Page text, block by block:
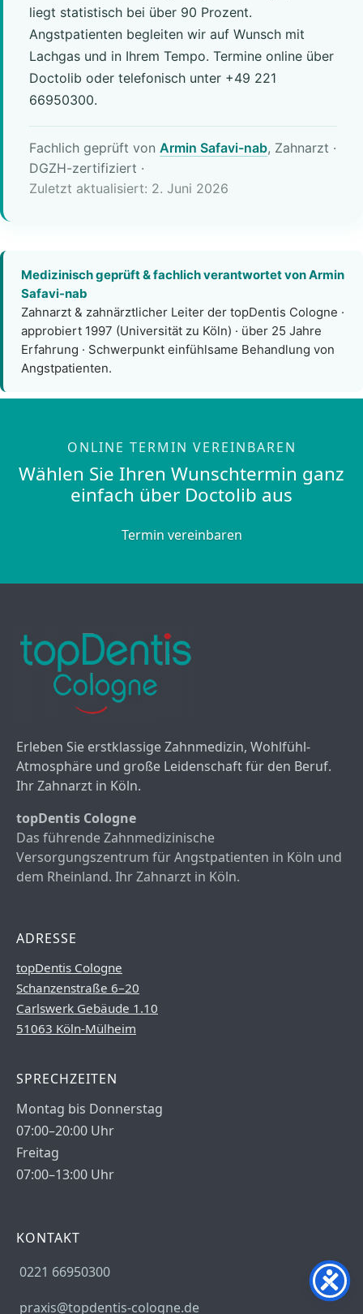
liegt statistisch bei über 90 Prozent.
Angstpatienten begleiten wir auf Wunsch mit
Lachgas und in Ihrem Tempo. Termine online über
Doctolib oder telefonisch unter +49 221
66950300.
Fachlich geprüft von Armin Safavi-nab, Zahnarzt ·
DGZH-zertifiziert ·
Zuletzt aktualisiert: 2. Juni 2026
Medizinisch geprüft & fachlich verantwortet von Armin
Safavi-nab
Zahnarzt & zahnärztlicher Leiter der topDentis Cologne ·
approbiert 1997 (Universität zu Köln) · über 25 Jahre
Erfahrung · Schwerpunkt einfühlsame Behandlung von
Angstpatienten.
ONLINE TERMIN VEREINBAREN
Wählen Sie Ihren Wunschtermin ganz
einfach über Doctolib aus
Termin vereinbaren
Erleben Sie erstklassige Zahnmedizin, Wohlfühl-
Atmosphäre und große Leidenschaft für den Beruf.
Ihr Zahnarzt in Köln.
topDentis Cologne
Das führende Zahnmedizinische
Versorgungszentrum für Angstpatienten in Köln und
dem Rheinland. Ihr Zahnarzt in Köln.
ADRESSE
topDentis Cologne
Schanzenstraße 6–20
Carlswerk Gebäude 1.10
51063 Köln-Mülheim
SPRECHZEITEN
Montag bis Donnerstag
07:00–20:00 Uhr
Freitag
07:00–13:00 Uhr
KONTAKT
0221 66950300
praxis@topdentis-cologne.de